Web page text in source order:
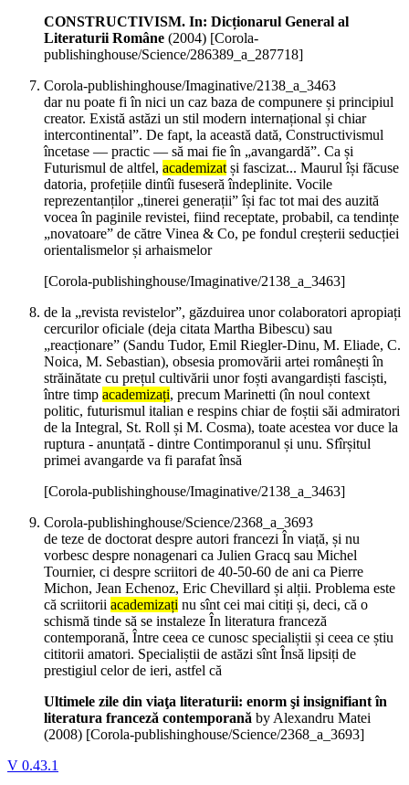
CONSTRUCTIVISM. In: Dicționarul General al
Literaturii Române (2004) [Corola-
publishinghouse/Science/286389_a_287718]
Corola-publishinghouse/Imaginative/2138_a_3463
dar nu poate fi în nici un caz baza de compunere și principiul
creator. Există astăzi un stil modern internațional și chiar
intercontinental”. De fapt, la această dată, Constructivismul
încetase — practic — să mai fie în „avangardă”. Ca și
Futurismul de altfel, academizatși fascizat... Maurul își făcuse
datoria, profețiile dintîi fuseseră îndeplinite. Vocile
reprezentanților „tinerei generații” își fac tot mai des auzită
vocea în paginile revistei, fiind receptate, probabil, ca tendințe
„novatoare” de către Vinea & Co, pe fondul creșterii seducției
orientalismelor și arhaismelor
[Corola-publishinghouse/Imaginative/2138_a_3463]
de la „revista revistelor”, găzduirea unor colaboratori apropiați
cercurilor oficiale (deja citata Martha Bibescu) sau
„reacționare” (Sandu Tudor, Emil Riegler-Dinu, M. Eliade, C.
Noica, M. Sebastian), obsesia promovării artei românești în
străinătate cu prețul cultivării unor foști avangardiști fasciști,
între timp academizați, precum Marinetti (în noul context
politic, futurismul italian e respins chiar de foștii săi admiratori
de la Integral, St. Roll și M. Cosma), toate acestea vor duce la
ruptura - anunțată - dintre Contimporanul și unu. Sfîrșitul
primei avangarde va fi parafat însă
[Corola-publishinghouse/Imaginative/2138_a_3463]
Corola-publishinghouse/Science/2368_a_3693
de teze de doctorat despre autori francezi În viață, și nu
vorbesc despre nonagenari ca Julien Gracq sau Michel
Tournier, ci despre scriitori de 40-50-60 de ani ca Pierre
Michon, Jean Echenoz, Eric Chevillard și alții. Problema este
că scriitorii academizați nu sînt cei mai citiți și, deci, că o
schismă tinde să se instaleze În literatura franceză
contemporană, Între ceea ce cunosc specialiștii și ceea ce știu
cititorii amatori. Specialiștii de astăzi sînt Însă lipsiți de
prestigiul celor de ieri, astfel că
Ultimele zile din viaţa literaturii: enorm şi insignifiant în
literatura franceză contemporană by Alexandru Matei
(2008) [Corola-publishinghouse/Science/2368_a_3693]
V 0.43.1